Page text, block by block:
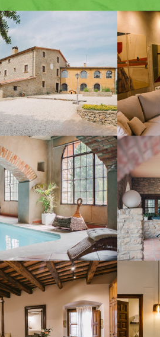
CLIMATITZADA
2